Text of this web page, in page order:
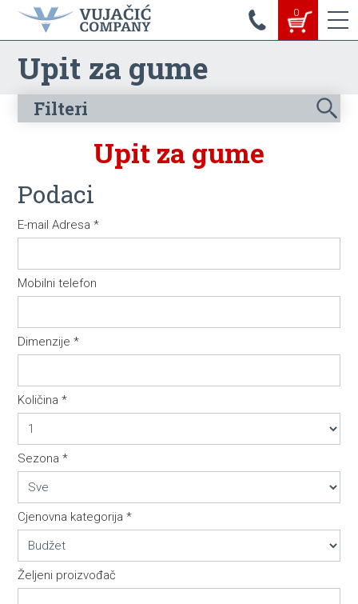
0
Upit za gume
Filteri
Dimenzije gume
Upit za gume
Podaci
E-mail Adresa *
Mobilni telefon
Dimenzije *
Količina *
Sezona *
Cjenovna kategorija *
Željeni proizvođač